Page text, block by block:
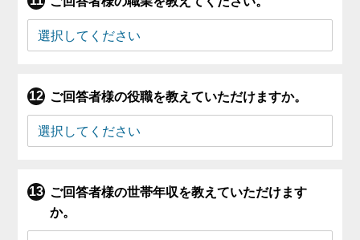
ご回答者様の役職を教えていただけますか。
ご回答者様の世帯年収を教えていただけます
か。